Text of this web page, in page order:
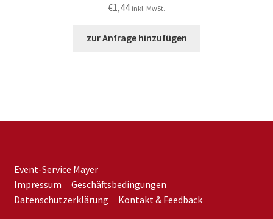
€1,44 inkl. MwSt.
zur Anfrage hinzufügen
Event-Service Mayer
Impressum
Geschäftsbedingungen
Datenschutzerklärung
Kontakt & Feedback